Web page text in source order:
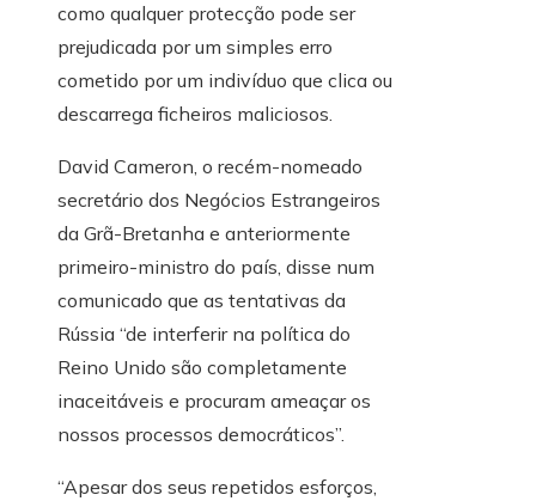
como qualquer protecção pode ser
prejudicada por um simples erro
cometido por um indivíduo que clica ou
descarrega ficheiros maliciosos.
David Cameron, o recém-nomeado
secretário dos Negócios Estrangeiros
da Grã-Bretanha e anteriormente
primeiro-ministro do país, disse num
comunicado que as tentativas da
Rússia “de interferir na política do
Reino Unido são completamente
inaceitáveis ​​e procuram ameaçar os
nossos processos democráticos”.
“Apesar dos seus repetidos esforços,